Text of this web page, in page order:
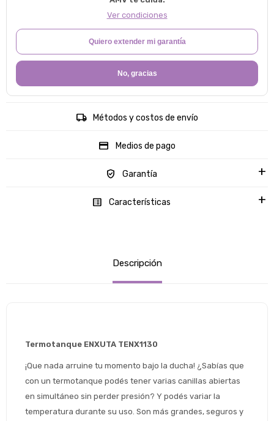
Ver condiciones
Quiero extender mi garantía
No, gracias
Métodos y costos de envío
Medios de pago
Garantía
Características
Descripción
Termotanque ENXUTA TENX1130
¡Que nada arruine tu momento bajo la ducha! ¿Sabías que
con un termotanque podés tener varias canillas abiertas
en simultáneo sin perder presión? Y podés variar la
temperatura durante su uso. Son más grandes, seguros y